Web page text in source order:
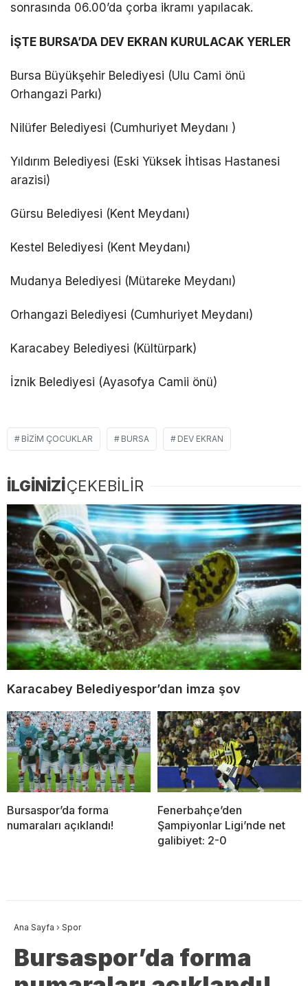
sonrasında 06.00’da çorba ikramı yapılacak.
İŞTE BURSA’DA DEV EKRAN KURULACAK YERLER
Bursa Büyükşehir Belediyesi (Ulu Cami önü
Orhangazi Parkı)
Nilüfer Belediyesi (Cumhuriyet Meydanı )
Yıldırım Belediyesi (Eski Yüksek İhtisas Hastanesi
arazisi)
Gürsu Belediyesi (Kent Meydanı)
Kestel Belediyesi (Kent Meydanı)
Mudanya Belediyesi (Mütareke Meydanı)
Orhangazi Belediyesi (Cumhuriyet Meydanı)
Karacabey Belediyesi (Kültürpark)
İznik Belediyesi (Ayasofya Camii önü)
BIZIM ÇOCUKLAR BURSA DEV EKRAN
İLGİNİZİÇEKEBİLİR
Karacabey Belediyespor’dan imza şov
Bursaspor’da forma
numaraları açıklandı!
Fenerbahçe’den
Şampiyonlar Ligi’nde net
galibiyet: 2-0
Ana Sayfa › Spor
Bursaspor’da forma